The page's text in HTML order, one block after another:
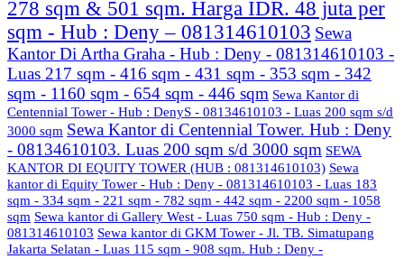
278 sqm & 501 sqm. Harga IDR. 48 juta per
sqm - Hub : Deny – 081314610103 Sewa
Kantor Di Artha Graha - Hub : Deny - 081314610103 -
Luas 217 sqm - 416 sqm - 431 sqm - 353 sqm - 342
sqm - 1160 sqm - 654 sqm - 446 sqm Sewa Kantor di
Centennial Tower - Hub : DenyS - 08134610103 - Luas 200 sqm s/d
3000 sqm Sewa Kantor di Centennial Tower. Hub : Deny
- 08134610103. Luas 200 sqm s/d 3000 sqm SEWA
KANTOR DI EQUITY TOWER (HUB : 081314610103) Sewa
kantor di Equity Tower - Hub : Deny - 081314610103 - Luas 183
sqm - 334 sqm - 221 sqm - 782 sqm - 442 sqm - 2200 sqm - 1058
sqm Sewa kantor di Gallery West - Luas 750 sqm - Hub : Deny -
081314610103 Sewa kantor di GKM Tower - Jl. TB. Simatupang
Jakarta Selatan - Luas 115 sqm - 908 sqm. Hub : Deny -